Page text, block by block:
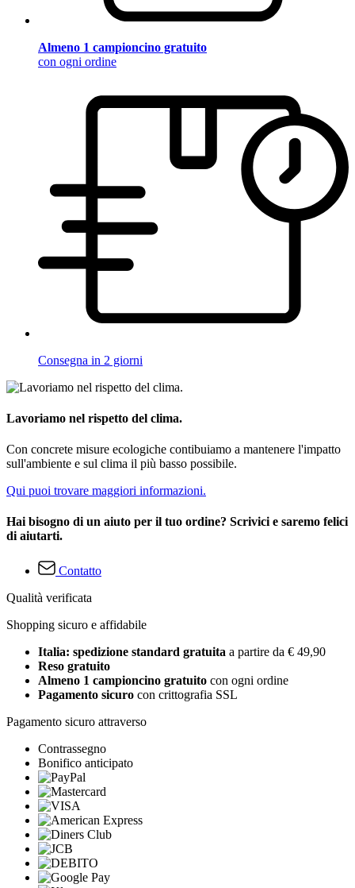
Almeno 1 campioncino gratuito
con ogni ordine
Consegna in 2 giorni
Lavoriamo nel rispetto del clima.
Con concrete misure ecologiche contibuiamo a mantenere l'impatto
sull'ambiente e sul clima il più basso possibile.
Qui puoi trovare maggiori informazioni.
Hai bisogno di un aiuto per il tuo ordine? Scrivici e saremo felici
di aiutarti.
Contatto
Qualità verificata
Shopping sicuro e affidabile
Italia: spedizione standard gratuita a partire da € 49,90
Reso gratuito
Almeno 1 campioncino gratuito con ogni ordine
Pagamento sicuro con crittografia SSL
Pagamento sicuro attraverso
Contrassegno
Bonifico anticipato